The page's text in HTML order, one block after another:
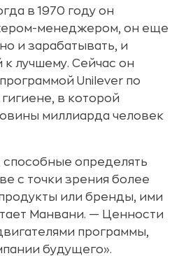
в 1970 году он
менеджером, он еще
и зарабатывать, и
лучшему. Сейчас он
Unilever по
в которой
миллиарда человек
определять
с точки зрения более
или бренды, ими
Манвани. — Ценности
программы,
будущего».